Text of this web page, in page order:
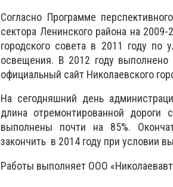
Согласно Программе
сектора Ленинского района на
городского совета в 2011 году по
освещения. В 2012 году выполнено
официальный сайт Николаевского
На сегодняшний день
длина отремонтированной
выполнены почти на 85%.
закончить в 2014 году при условии
Работы выполняет ООО